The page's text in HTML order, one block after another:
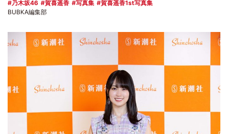
乃木坂46 賀喜遥香 写真集
賀喜遥香1st写真集
BUBKA編集部